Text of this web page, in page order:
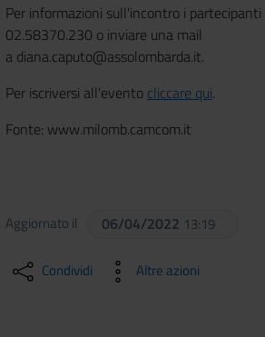
Per informazioni sull'incontro i
02.58370.230 o inviare una mail
a diana.caputo@assolombarda.it.
Per iscriversi all'evento cliccare qui.
Fonte: www.milomb.camcom.it
Aggiornato il 06/04/2022 13:19
Condividi Altre azioni